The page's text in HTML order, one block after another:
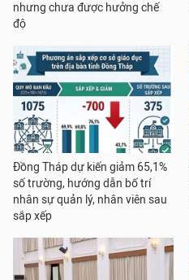
nhưng chưa được hưởng chế
độ
Đồng Tháp dự kiến giảm 65,1%
số trường, hướng dẫn bố trí
nhân sự quản lý, nhân viên sau
sắp xếp